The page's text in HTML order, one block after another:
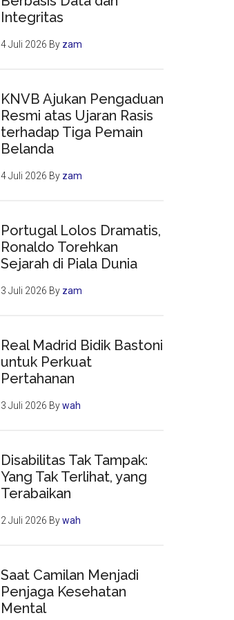
Integritas
4 Juli 2026 By zam
KNVB Ajukan Pengaduan
Resmi atas Ujaran Rasis
terhadap Tiga Pemain
Belanda
4 Juli 2026 By zam
Portugal Lolos Dramatis,
Ronaldo Torehkan
Sejarah di Piala Dunia
3 Juli 2026 By zam
Real Madrid Bidik Bastoni
untuk Perkuat
Pertahanan
3 Juli 2026 Bywah
Disabilitas Tak Tampak:
Yang Tak Terlihat, yang
Terabaikan
2 Juli 2026 Bywah
Saat Camilan Menjadi
Penjaga Kesehatan
Mental